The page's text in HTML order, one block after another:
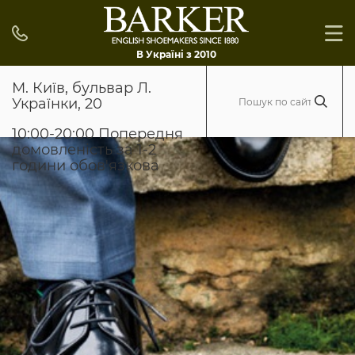
В Україні з 2010
М. Київ, бульвар Л.
Українки, 20
10:00-20:00 Попередня
домовленість за 1-2
години обов'язкова